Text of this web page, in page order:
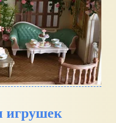
игрушек